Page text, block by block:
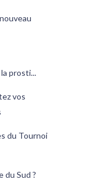
prosti...
vos
du Tournoi
du Sud ?